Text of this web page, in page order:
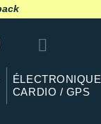
*
ÉLECTRONIQUE
CARDIO / GPS